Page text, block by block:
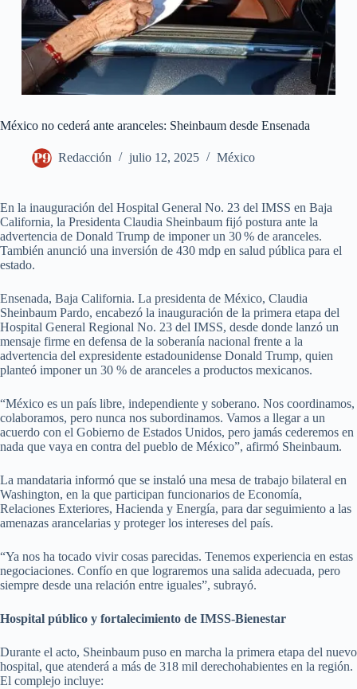
México no cederá ante aranceles: Sheinbaum desde Ensenada
Redacción julio 12, 2025 México
En la inauguración del Hospital General No. 23 del IMSS en Baja
California, la Presidenta Claudia Sheinbaum fijó postura ante la
advertencia de Donald Trump de imponer un 30 % de aranceles.
También anunció una inversión de 430 mdp en salud pública para el
estado.
Ensenada, Baja California. La presidenta de México, Claudia
Sheinbaum Pardo, encabezó la inauguración de la primera etapa del
Hospital General Regional No. 23 del IMSS, desde donde lanzó un
mensaje firme en defensa de la soberanía nacional frente a la
advertencia del expresidente estadounidense Donald Trump, quien
planteó imponer un 30 % de aranceles a productos mexicanos.
“México es un país libre, independiente y soberano. Nos coordinamos,
colaboramos, pero nunca nos subordinamos. Vamos a llegar a un
acuerdo con el Gobierno de Estados Unidos, pero jamás cederemos en
nada que vaya en contra del pueblo de México”, afirmó Sheinbaum.
La mandataria informó que se instaló una mesa de trabajo bilateral en
Washington, en la que participan funcionarios de Economía,
Relaciones Exteriores, Hacienda y Energía, para dar seguimiento a las
amenazas arancelarias y proteger los intereses del país.
“Ya nos ha tocado vivir cosas parecidas. Tenemos experiencia en estas
negociaciones. Confío en que lograremos una salida adecuada, pero
siempre desde una relación entre iguales”, subrayó.
Hospital público y fortalecimiento de IMSS-Bienestar
Durante el acto, Sheinbaum puso en marcha la primera etapa del nuevo
hospital, que atenderá a más de 318 mil derechohabientes en la región.
El complejo incluye: